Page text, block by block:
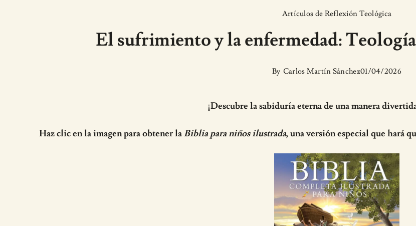
Artículos de Reflexión Teológica
El sufrimiento y la enfermedad:
By Carlos Martín Sánchez01/04/2026
¡Descubre la sabiduría eterna de una manera
Haz clic en la imagen para obtener laBiblia para niños ilustrada, una versión especial que hará